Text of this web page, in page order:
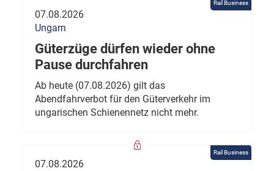
Rail Business
07.08.2026
Ungarn
Güterzüge dürfen wieder ohne
Pause durchfahren
Ab heute (07.08.2026) gilt das
Abendfahrverbot für den Güterverkehr im
ungarischen Schienennetz nicht mehr.
Rail Business
07.08.2026